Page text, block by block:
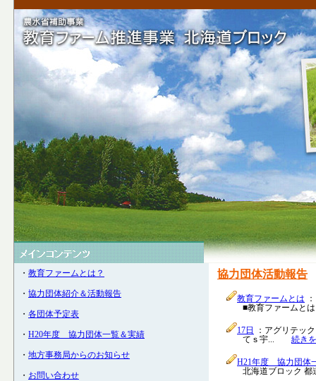
・ 教育ファームとは？
・ 協力団体紹介＆活動報告
・ 各団体予定表
・ H20年度 協力団体一覧＆実績
・ 地方事務局からのお知らせ
・ お問い合わせ
協力団体活動報告
教育ファームとは
■教育ファームとは
17日
：アグリテッ
てｓ宇... 続き
H21年度 協力団体
北海道ブロック 都